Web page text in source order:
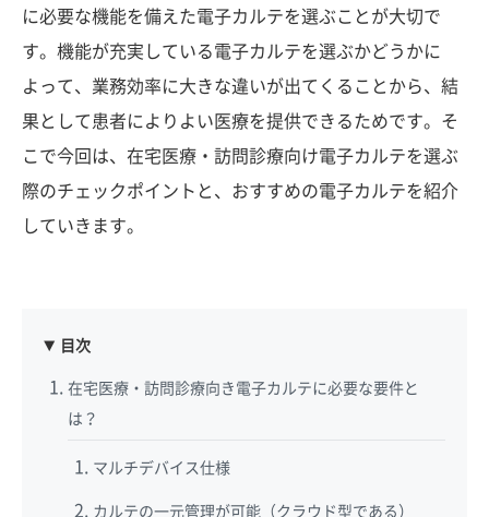
に必要な機能を備えた電子カルテを選ぶことが大切で
す。機能が充実している電子カルテを選ぶかどうかに
よって、業務効率に大きな違いが出てくることから、結
果として患者によりよい医療を提供できるためです。そ
こで今回は、在宅医療・訪問診療向け電子カルテを選ぶ
際のチェックポイントと、おすすめの電子カルテを紹介
していきます。
目次
在宅医療・訪問診療向き電子カルテに必要な要件と
は？
マルチデバイス仕様
カルテの一元管理が可能（クラウド型である）